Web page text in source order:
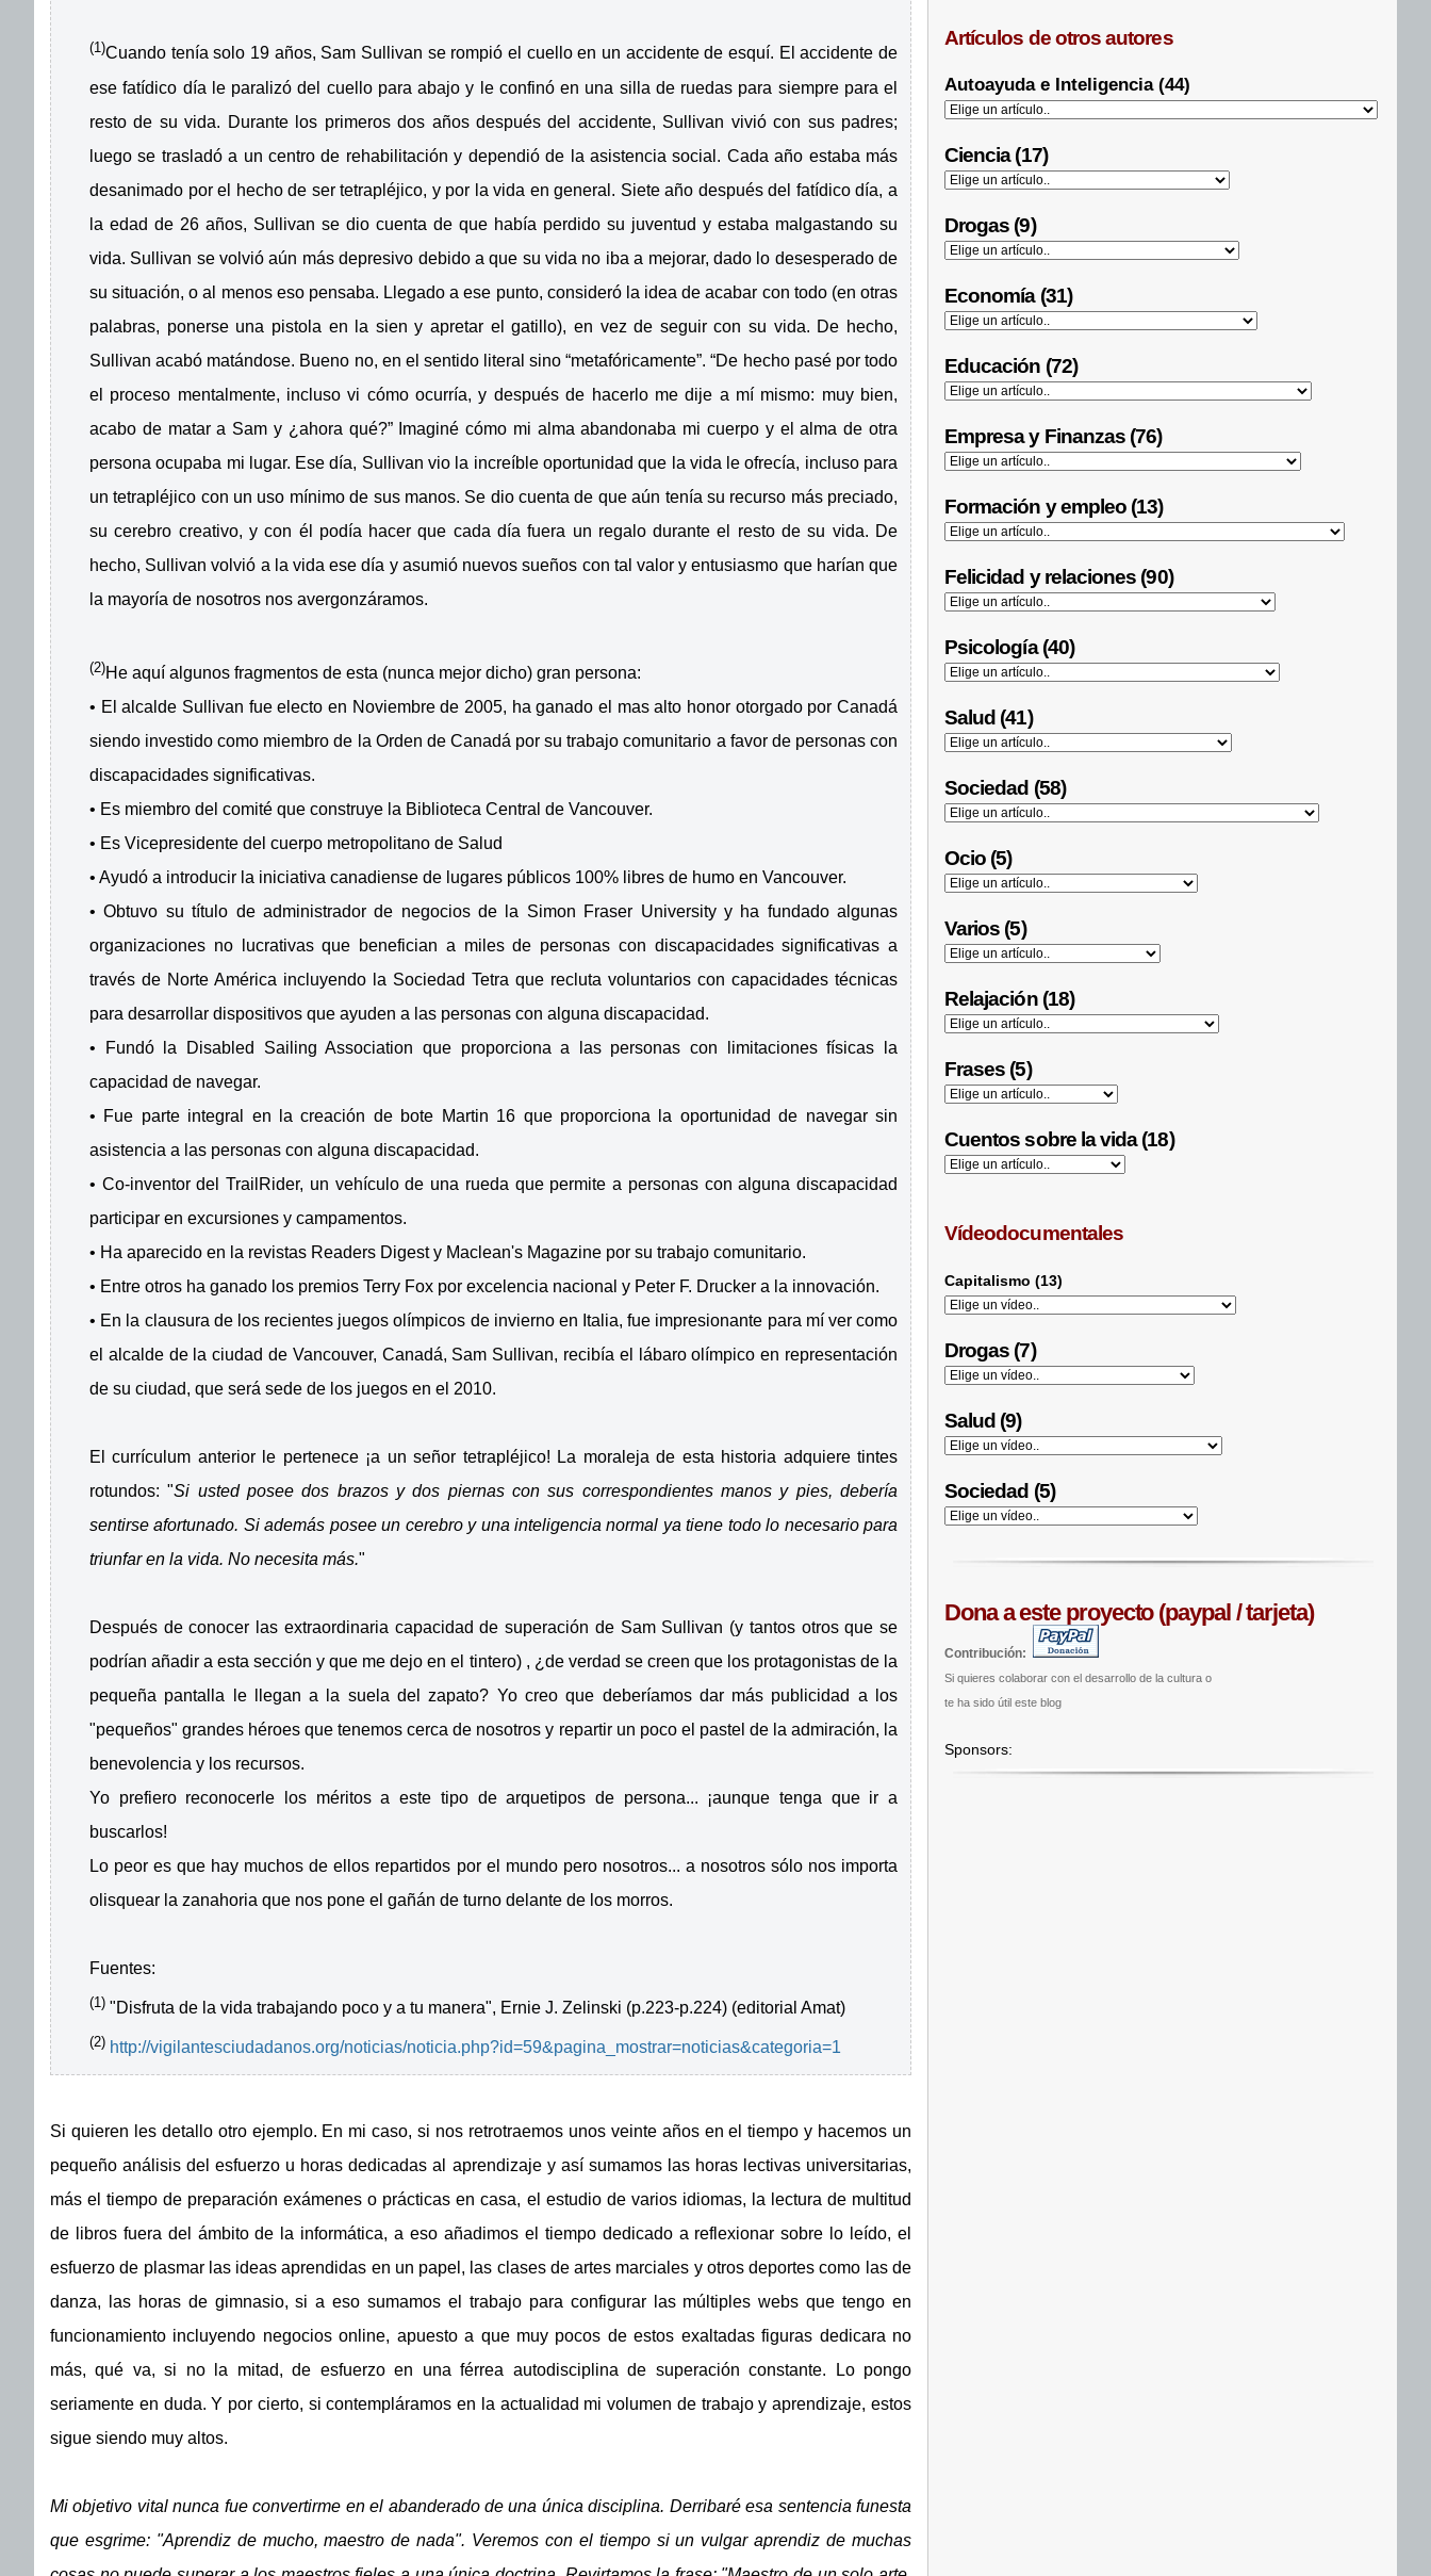
(1)Cuando tenía solo 19 años, Sam Sullivan se rompió el cuello en un accidente de esquí. El accidente de
ese fatídico día le paralizó del cuello para abajo y le confinó en una silla de ruedas para siempre para el
resto de su vida. Durante los primeros dos años después del accidente, Sullivan vivió con sus padres;
luego se trasladó a un centro de rehabilitación y dependió de la asistencia social. Cada año estaba más
desanimado por el hecho de ser tetrapléjico, y por la vida en general. Siete año después del fatídico día, a
la edad de 26 años, Sullivan se dio cuenta de que había perdido su juventud y estaba malgastando su
vida. Sullivan se volvió aún más depresivo debido a que su vida no iba a mejorar, dado lo desesperado de
su situación, o al menos eso pensaba. Llegado a ese punto, consideró la idea de acabar con todo (en otras
palabras, ponerse una pistola en la sien y apretar el gatillo), en vez de seguir con su vida. De hecho,
Sullivan acabó matándose. Bueno no, en el sentido literal sino “metafóricamente”. “De hecho pasé por todo
el proceso mentalmente, incluso vi cómo ocurría, y después de hacerlo me dije a mí mismo: muy bien,
acabo de matar a Sam y ¿ahora qué?” Imaginé cómo mi alma abandonaba mi cuerpo y el alma de otra
persona ocupaba mi lugar. Ese día, Sullivan vio la increíble oportunidad que la vida le ofrecía, incluso para
un tetrapléjico con un uso mínimo de sus manos. Se dio cuenta de que aún tenía su recurso más preciado,
su cerebro creativo, y con él podía hacer que cada día fuera un regalo durante el resto de su vida. De
hecho, Sullivan volvió a la vida ese día y asumió nuevos sueños con tal valor y entusiasmo que harían que
la mayoría de nosotros nos avergonzáramos.
(2)He aquí algunos fragmentos de esta (nunca mejor dicho) gran persona:
• El alcalde Sullivan fue electo en Noviembre de 2005, ha ganado el mas alto honor otorgado por Canadá
siendo investido como miembro de la Orden de Canadá por su trabajo comunitario a favor de personas con
discapacidades significativas.
• Es miembro del comité que construye la Biblioteca Central de Vancouver.
• Es Vicepresidente del cuerpo metropolitano de Salud
• Ayudó a introducir la iniciativa canadiense de lugares públicos 100% libres de humo en Vancouver.
• Obtuvo su título de administrador de negocios de la Simon Fraser University y ha fundado algunas
organizaciones no lucrativas que benefician a miles de personas con discapacidades significativas a
través de Norte América incluyendo la Sociedad Tetra que recluta voluntarios con capacidades técnicas
para desarrollar dispositivos que ayuden a las personas con alguna discapacidad.
• Fundó la Disabled Sailing Association que proporciona a las personas con limitaciones físicas la
capacidad de navegar.
• Fue parte integral en la creación de bote Martin 16 que proporciona la oportunidad de navegar sin
asistencia a las personas con alguna discapacidad.
• Co-inventor del TrailRider, un vehículo de una rueda que permite a personas con alguna discapacidad
participar en excursiones y campamentos.
• Ha aparecido en la revistas Readers Digest y Maclean's Magazine por su trabajo comunitario.
• Entre otros ha ganado los premios Terry Fox por excelencia nacional y Peter F. Drucker a la innovación.
• En la clausura de los recientes juegos olímpicos de invierno en Italia, fue impresionante para mí ver como
el alcalde de la ciudad de Vancouver, Canadá, Sam Sullivan, recibía el lábaro olímpico en representación
de su ciudad, que será sede de los juegos en el 2010.
El currículum anterior le pertenece ¡a un señor tetrapléjico! La moraleja de esta historia adquiere tintes
rotundos: "Si usted posee dos brazos y dos piernas con sus correspondientes manos y pies, debería
sentirse afortunado. Si además posee un cerebro y una inteligencia normal ya tiene todo lo necesario para
triunfar en la vida. No necesita más."
Después de conocer las extraordinaria capacidad de superación de Sam Sullivan (y tantos otros que se
podrían añadir a esta sección y que me dejo en el tintero) , ¿de verdad se creen que los protagonistas de la
pequeña pantalla le llegan a la suela del zapato? Yo creo que deberíamos dar más publicidad a los
"pequeños" grandes héroes que tenemos cerca de nosotros y repartir un poco el pastel de la admiración, la
benevolencia y los recursos.
Yo prefiero reconocerle los méritos a este tipo de arquetipos de persona... ¡aunque tenga que ir a
buscarlos!
Lo peor es que hay muchos de ellos repartidos por el mundo pero nosotros... a nosotros sólo nos importa
olisquear la zanahoria que nos pone el gañán de turno delante de los morros.
Fuentes:
(1) "Disfruta de la vida trabajando poco y a tu manera", Ernie J. Zelinski (p.223-p.224) (editorial Amat)
(2) http://vigilantesciudadanos.org/noticias/noticia.php?id=59&pagina_mostrar=noticias&categoria=1
Si quieren les detallo otro ejemplo. En mi caso, si nos retrotraemos unos veinte años en el tiempo y hacemos un
pequeño análisis del esfuerzo u horas dedicadas al aprendizaje y así sumamos las horas lectivas universitarias,
más el tiempo de preparación exámenes o prácticas en casa, el estudio de varios idiomas, la lectura de multitud
de libros fuera del ámbito de la informática, a eso añadimos el tiempo dedicado a reflexionar sobre lo leído, el
esfuerzo de plasmar las ideas aprendidas en un papel, las clases de artes marciales y otros deportes como las de
danza, las horas de gimnasio, si a eso sumamos el trabajo para configurar las múltiples webs que tengo en
funcionamiento incluyendo negocios online, apuesto a que muy pocos de estos exaltadas figuras dedicara no
más, qué va, si no la mitad, de esfuerzo en una férrea autodisciplina de superación constante. Lo pongo
seriamente en duda. Y por cierto, si contempláramos en la actualidad mi volumen de trabajo y aprendizaje, estos
sigue siendo muy altos.
Mi objetivo vital nunca fue convertirme en el abanderado de una única disciplina. Derribaré esa sentencia funesta
que esgrime: "Aprendiz de mucho, maestro de nada". Veremos con el tiempo si un vulgar aprendiz de muchas
Artículos de otros autores
Autoayuda e Inteligencia (44)
Ciencia (17)
Drogas (9)
Economía (31)
Educación (72)
Empresa y Finanzas (76)
Formación y empleo (13)
Felicidad y relaciones (90)
Psicología (40)
Salud (41)
Sociedad (58)
Ocio (5)
Varios (5)
Relajación (18)
Frases (5)
Cuentos sobre la vida (18)
Vídeodocumentales
Capitalismo (13)
Drogas (7)
Salud (9)
Sociedad (5)
Dona a este proyecto (paypal / tarjeta)
Contribución:
Si quieres colaborar con el desarrollo de la cultura o
te ha sido útil este blog
Sponsors: